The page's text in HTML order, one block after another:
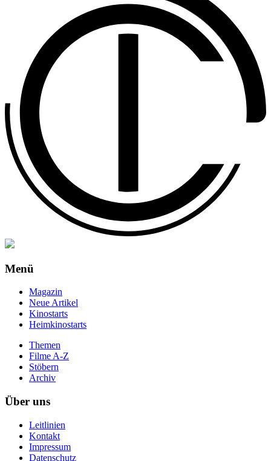
Menü
Magazin
Neue Artikel
Kinostarts
Heimkinostarts
Themen
Filme A-Z
Stöbern
Archiv
Über uns
Leitlinien
Kontakt
Impressum
Datenschutz